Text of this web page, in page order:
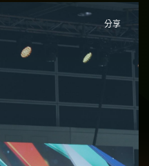
分享